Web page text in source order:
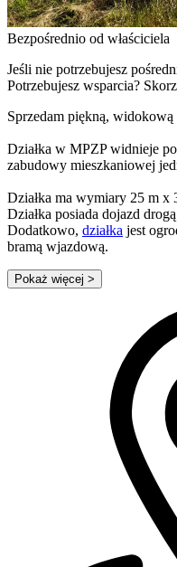
Bezpośrednio od właściciela
Jeśli nie potrzebujesz
Potrzebujesz wsparcia?
Sprzedam piękną,
Działka w MPZP widnieje
zabudowy mieszkaniowej
Działka ma wymiary 25 m x
Działka posiada dojazd
Dodatkowo, działka jest
bramą wjazdową.
Pokaż więcej >